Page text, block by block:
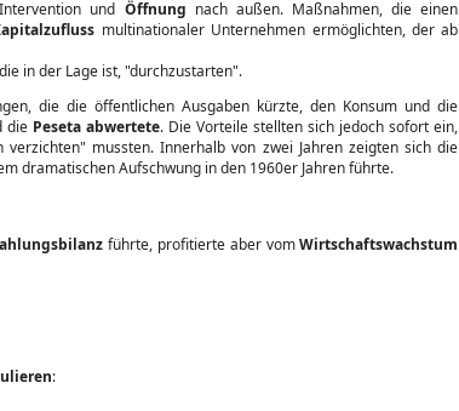
und Öffnung nach außen. Maßnahmen, die einen
multinationaler Unternehmen ermöglichten, der ab
in der Lage ist, "durchzustarten".
die die öffentlichen Ausgaben kürzte, den Konsum und die
die Peseta abwertete. Die Vorteile stellten sich jedoch sofort ein,
mussten. Innerhalb von zwei Jahren zeigten sich die
dramatischen Aufschwung in den 1960er Jahren führte.
führte, profitierte aber vomWirtschaftswachstum
: